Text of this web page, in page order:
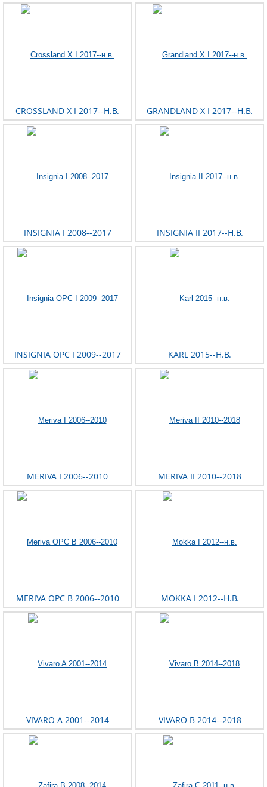
CROSSLAND X I 2017--Н.В. GRANDLAND X I 2017--Н.В.
INSIGNIA I 2008--2017 INSIGNIA II 2017--Н.В.
INSIGNIA OPC I 2009--2017 KARL 2015--Н.В.
MERIVA I 2006--2010 MERIVA II 2010--2018
MERIVA OPC B 2006--2010 MOKKA I 2012--Н.В.
VIVARO A 2001--2014 VIVARO B 2014--2018